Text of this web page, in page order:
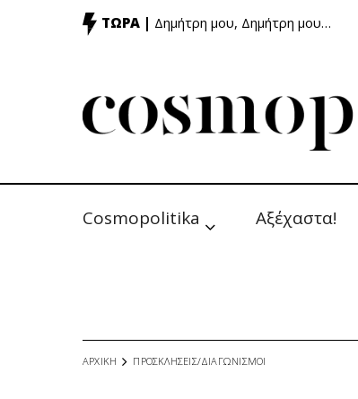
ΤΩΡΑ | Δημήτρη μου, Δημήτρη μου…
Cosmopolitika Αξέχαστα!
ΑΡΧΙΚΗ ΠΡΟΣΚΛΗΣΕΙΣ/ΔΙΑΓΩΝΙΣΜΟΙ